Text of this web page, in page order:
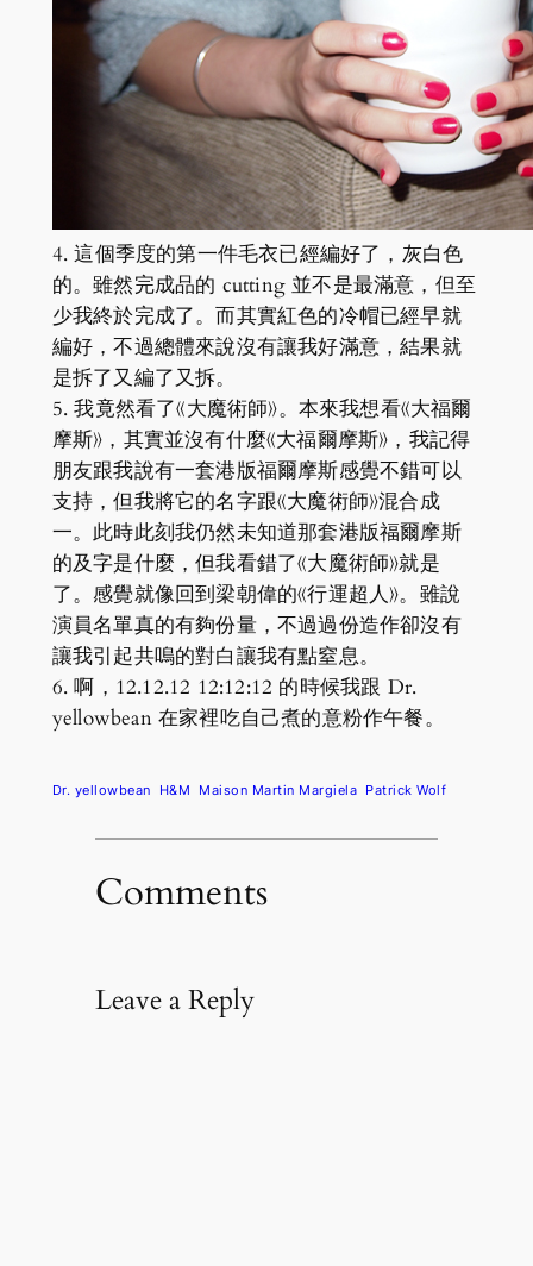
4. 這個季度的第一件毛衣已經編好了，灰白色
的。雖然完成品的 cutting 並不是最滿意，但至
少我終於完成了。而其實紅色的冷帽已經早就
編好，不過總體來說沒有讓我好滿意，結果就
是拆了又編了又拆。
5. 我竟然看了《大魔術師》。本來我想看《大福爾
摩斯》，其實並沒有什麼《大福爾摩斯》，我記得
朋友跟我說有一套港版福爾摩斯感覺不錯可以
支持，但我將它的名字跟《大魔術師》混合成
一。此時此刻我仍然未知道那套港版福爾摩斯
的及字是什麼，但我看錯了《大魔術師》就是
了。感覺就像回到梁朝偉的《行運超人》。雖說
演員名單真的有夠份量，不過過份造作卻沒有
讓我引起共嗚的對白讓我有點窒息。
6. 啊，12.12.12 12:12:12 的時候我跟 Dr.
yellowbean 在家裡吃自己煮的意粉作午餐。
Dr. yellowbean H&M Maison Martin Margiela Patrick Wolf
Comments
Leave a Reply